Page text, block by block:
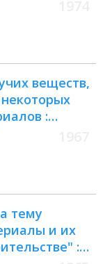
веществ,
:
основе
:
соискание
наук
тему
и их
: